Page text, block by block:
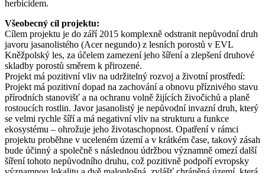
herbicidem.
Všeobecný cíl projektu:
Cílem projektu je do září 2015 komplexně odstranit nepůvodní druh
javoru jasanolistého (Acer negundo) z lesních porostů v EVL
Kněžpolský les, za účelem zamezení jeho šíření a zlepšení druhové
skladby porostů směrem k přirozené.
Projekt má pozitivní vliv na udržitelný rozvoj a životní prostředí:
Projekt má pozitivní dopad na zachování a obnovu příznivého stavu
přírodních stanovišť a na ochranu volně žijících živočichů a planě
rostoucích rostlin. Javor jasanolistý je nepůvodní invazní druh, který
se velmi rychle šíří a má negativní vliv na strukturu a funkce
ekosystému – ohrožuje jeho životaschopnost. Opatření v rámci
projektu proběhne v uceleném území a v krátkém čase, takový zásah
bude účinný a společně s následnou údržbou významně omezí další
šíření tohoto nepůvodního druhu, což pozitivně podpoří evropsky